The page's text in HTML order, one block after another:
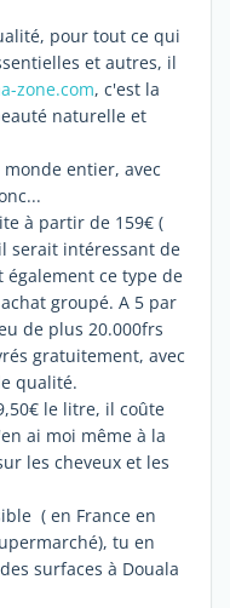
pour tout ce qui
et autres, il
zone.com, c'est la
naturelle et
entier, avec
à partir de 159€ (
serait intéressant de
ce type de
groupé. A 5 par
de plus 20.000frs
gratuitement, avec
qualité.
le litre, il coûte
ai moi même à la
les cheveux et les
( en France en
tu en
surfaces à Douala